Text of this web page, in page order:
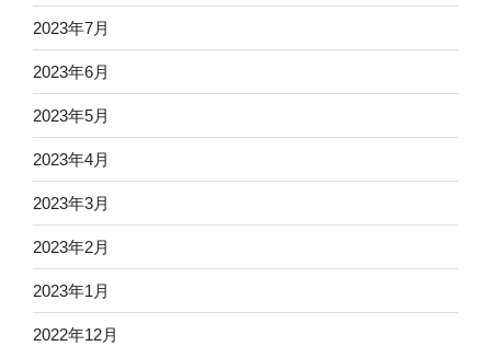
2023年7月
2023年6月
2023年5月
2023年4月
2023年3月
2023年2月
2023年1月
2022年12月